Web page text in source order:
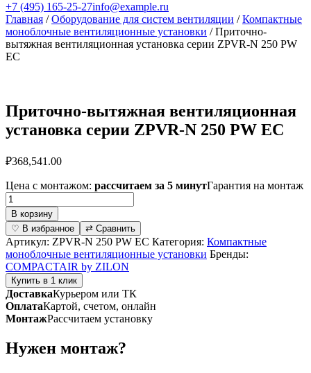
+7 (495) 165-25-27info@example.ru
Главная /Оборудование для систем вентиляции /Компактные
моноблочные вентиляционные установки / Приточно-
вытяжная вентиляционная установка серии ZPVR-N 250 PW
EC
Приточно-вытяжная вентиляционная
установка серии ZPVR-N 250 PW EC
₽368,541.00
Цена с монтажом: рассчитаем за 5 минутГарантия на монтаж
Количество
товара
Приточно-
вытяжная
вентиляционная
установка
серии
ZPVR-
N
250
PW
В корзину
♡ В избранное
⇄ Сравнить
Артикул: ZPVR-N 250 PW EC Категория: Компактные
моноблочные вентиляционные установки Бренды:
COMPACTAIR by ZILON
Купить в 1 клик
ДоставкаКурьером или ТК
ОплатаКартой, счетом, онлайн
МонтажРассчитаем установку
Нужен монтаж?